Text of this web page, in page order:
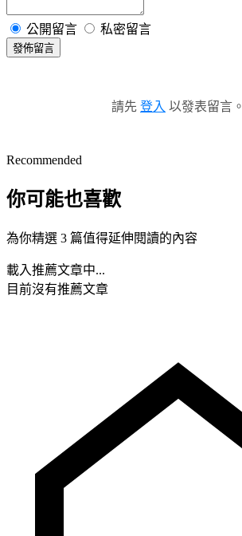
公開留言 私密留言
發佈留言
請先 登入 以發表留言。
Recommended
你可能也喜歡
為你精選 3 篇值得延伸閱讀的內容
載入推薦文章中...
目前沒有推薦文章